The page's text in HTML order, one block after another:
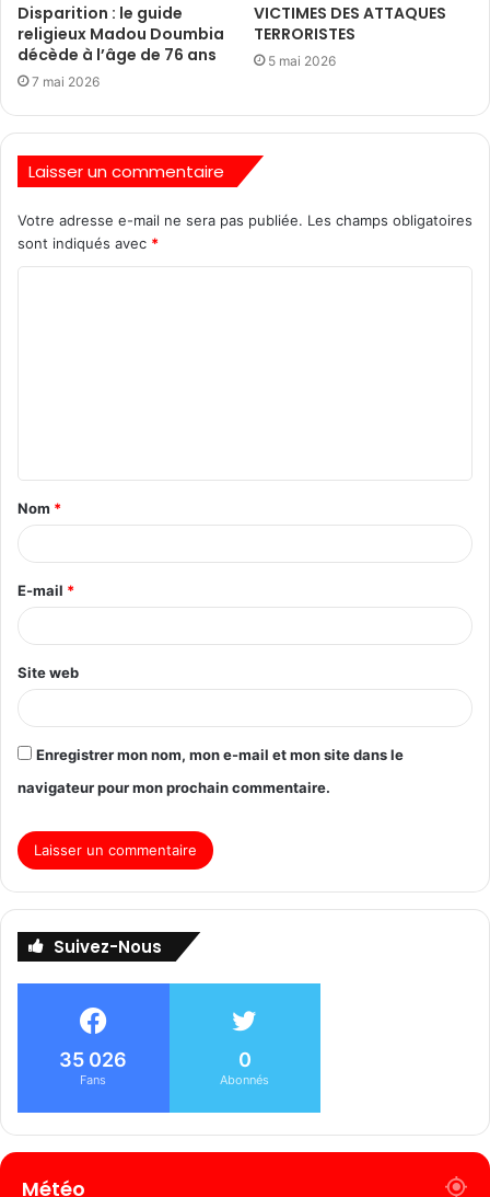
Disparition : le guide
religieux Madou Doumbia
décède à l’âge de 76 ans
7 mai 2026
VICTIMES DES ATTAQUES
TERRORISTES
5 mai 2026
Laisser un commentaire
Votre adresse e-mail ne sera pas publiée. Les champs obligatoires
sont indiqués avec *
Nom *
E-mail *
Site web
Enregistrer mon nom, mon e-mail et mon site dans le
navigateur pour mon prochain commentaire.
Suivez-Nous
35 026
Fans
0
Abonnés
Météo